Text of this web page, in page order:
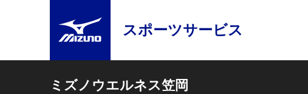
スポーツサービス
ミズノウエルネス笠岡